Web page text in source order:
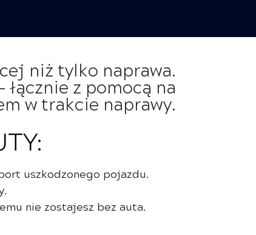
niż tylko naprawa.
z pomocą na
w trakcie naprawy.
uszkodzonego pojazdu.
nie zostajesz bez auta.